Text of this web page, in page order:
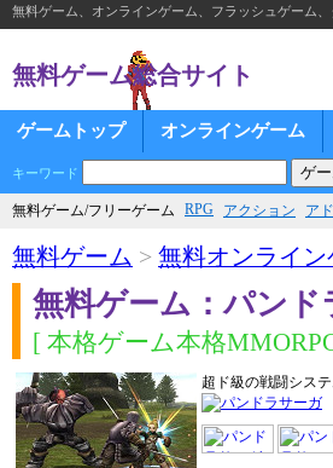
無料ゲーム、オンラインゲーム、フラッシュゲーム
無料ゲーム総合サイト
ゲームトップ オンラインゲーム
キーワード
無料ゲーム/フリーゲーム RPG アクション ア
無料ゲーム > 無料オンライン
無料ゲーム：パンド
[ 本格ゲーム本格
超ド級の戦闘シス